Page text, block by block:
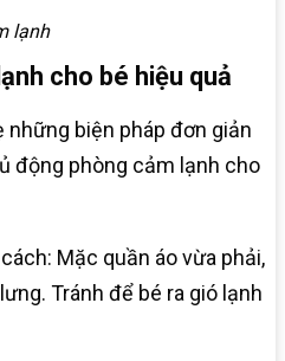
lạnh
cho bé hiệu quả
những biện pháp đơn giản
động phòng cảm lạnh cho
Mặc quần áo vừa phải,
Tránh để bé ra gió lạnh